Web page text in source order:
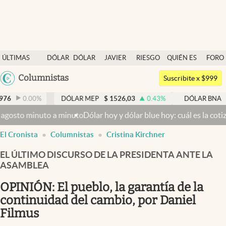
ÚLTIMAS
NOTICIAS
DÓLAR
DÓLAR
JAVIER
RIESGO
QUIÉN ES
QUIÉN
FORO
Argentina
México
Uruguay
Columnistas
Dólar
Members
Economía y Política
Finanzas y Mercados
Mercados Online
Negocios
Otras secciones
Apertura
Suscribite x $999
% DÓLAR MEP $ 1526,03 0.43% DÓLAR BNA $ 1520
a minutoDólar hoy y dólar blue hoy: cuál es la cotización
El Cronista Columnistas Cristina Kirchner
EL ÚLTIMO DISCURSO DE LA PRESIDENTA ANTE LA
ASAMBLEA
OPINIÓN: El pueblo, la garantía de la
continuidad del cambio, por Daniel
Filmus